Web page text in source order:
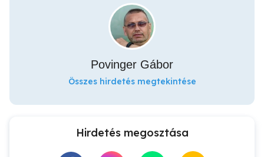
Povinger Gábor
Összes hirdetés megtekintése
Hirdetés megosztása